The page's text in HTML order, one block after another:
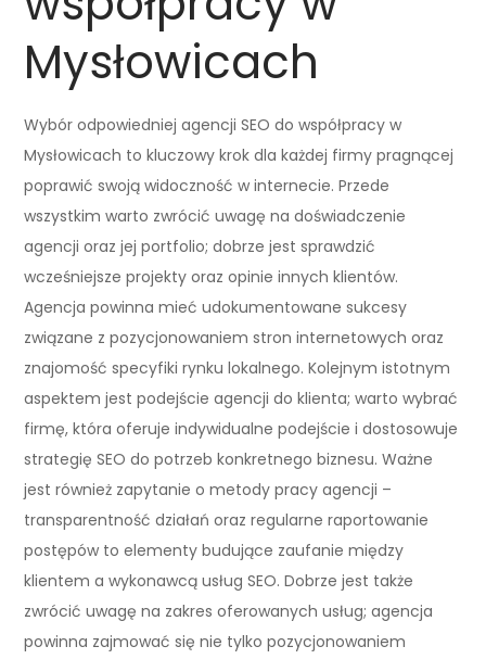
Mysłowicach
Wybór odpowiedniej agencji SEO do współpracy w
Mysłowicach to kluczowy krok dla każdej firmy pragnącej
poprawić swoją widoczność w internecie. Przede
wszystkim warto zwrócić uwagę na doświadczenie
agencji oraz jej portfolio; dobrze jest sprawdzić
wcześniejsze projekty oraz opinie innych klientów.
Agencja powinna mieć udokumentowane sukcesy
związane z pozycjonowaniem stron internetowych oraz
znajomość specyfiki rynku lokalnego. Kolejnym istotnym
aspektem jest podejście agencji do klienta; warto wybrać
firmę, która oferuje indywidualne podejście i dostosowuje
strategię SEO do potrzeb konkretnego biznesu. Ważne
jest również zapytanie o metody pracy agencji –
transparentność działań oraz regularne raportowanie
postępów to elementy budujące zaufanie między
klientem a wykonawcą usług SEO. Dobrze jest także
zwrócić uwagę na zakres oferowanych usług; agencja
powinna zajmować się nie tylko pozycjonowaniem